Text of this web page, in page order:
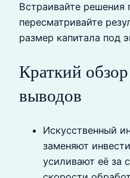
Встраивайте решения
пересматривайте
размер капитала под
Краткий
выводов
Искусственный
заменяют
усиливают её за